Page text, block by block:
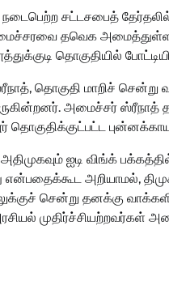
நடைபெற்ற சட்டசபைத்
தவெக
தொகுதியில்
தொகுதி மாறிச் சென்று
அமைச்சர் ஸ்ரீநாத்
தொகுதிக்குட்பட்ட
அதிமுகவும் ஐடி விங்க்
என்பதைக்கூட அறியாமல்,
சென்று தனக்கு
முதிர்ச்சியற்றவர்கள்